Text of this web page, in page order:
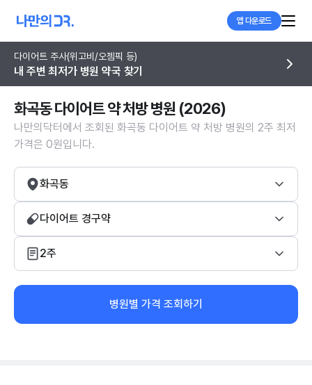
앱 다운로드
다이어트 주사(위고비/오젬픽 등)
내 주변 최저가 병원 약국 찾기
화곡동 다이어트 약 처방 병원 (2026)
나만의닥터에서 조회된 화곡동 다이어트 약 처방 병원의 2주 최저
가격은 0원입니다.
화곡동
다이어트 경구약
2주
병원별 가격 조회하기